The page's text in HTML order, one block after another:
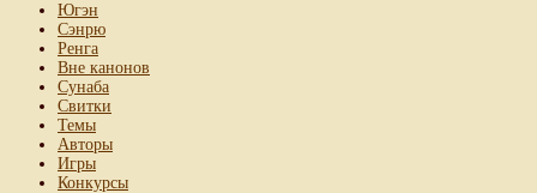
Югэн
Сэнрю
Ренга
Вне канонов
Сунаба
Свитки
Темы
Авторы
Игры
Конкурсы